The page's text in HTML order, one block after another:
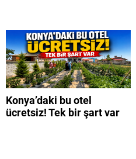
Konya’daki bu otel
ücretsiz! Tek bir şart var